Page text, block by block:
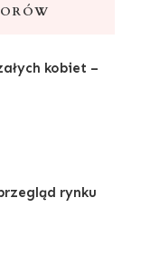
kobiet –
rynku